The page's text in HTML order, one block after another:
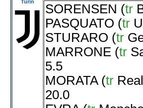
Turin
SORENSEN (tr
PASQUATO (tr
STURARO (tr
MARRONE(tr
5.5
MORATA(tr
20.0